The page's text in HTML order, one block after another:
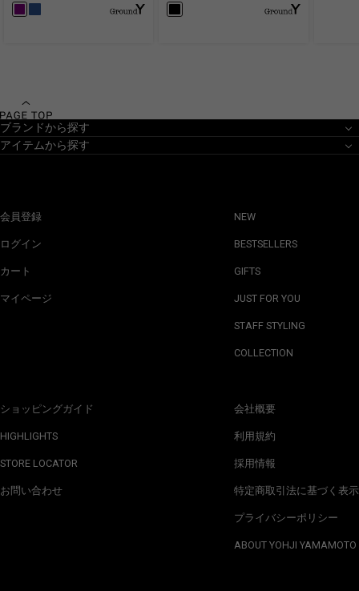
ブランドから探す
アイテムから探す
会員登録
ログイン
カート
マイページ
ショッピングガイド
HIGHLIGHTS
STORE LOCATOR
お問い合わせ
NEW
BESTSELLERS
GIFTS
JUST FOR YOU
STAFF STYLING
COLLECTION
会社概要
利用規約
採用情報
特定商取引法に基づく表示
プライバシーポリシー
ABOUT YOHJI YAMAMOTO